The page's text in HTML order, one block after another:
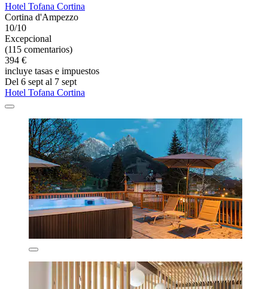
Hotel Tofana Cortina
Cortina d'Ampezzo
10/10
Excepcional
(115 comentarios)
394 €
incluye tasas e impuestos
Del 6 sept al 7 sept
Hotel Tofana Cortina